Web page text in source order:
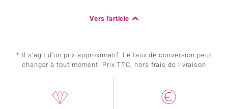
Vers l'article
* Il s'agit d'un prix approximatif. Le taux de conversion peut
changer à tout moment. Prix TTC, hors frais de livraison